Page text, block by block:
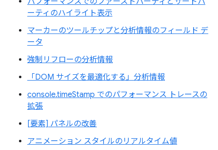
ーティのハイライト表示
マーカーのツールチップと分析情報のフィールド デ
ータ
強制リフローの分析情報
「DOM サイズを最適化する」分析情報
console.timeStamp でのパフォーマンス トレースの
拡張
[要素] パネルの改善
アニメーション スタイルのリアルタイム値